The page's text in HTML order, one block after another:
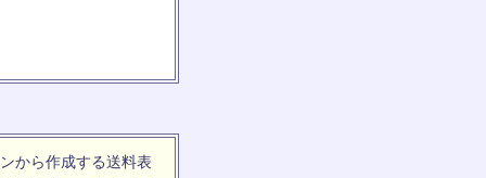
から作成する送料表